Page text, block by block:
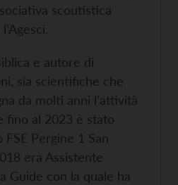
scoutistica
e autore di
sia scientifiche che
da molti anni l’attività
fino al 2023 è stato
Pergine 1 San
era Assistente
Guide con la quale ha